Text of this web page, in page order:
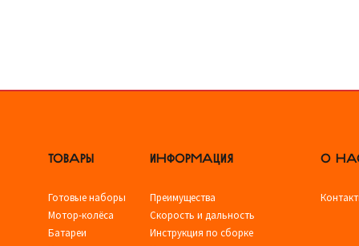
ТОВАРЫ
Готовые наборы
Мотор-колёса
Батареи
ИНФОРМАЦИЯ
Преимущества
Скорость и дальность
Инструкция по сборке
О